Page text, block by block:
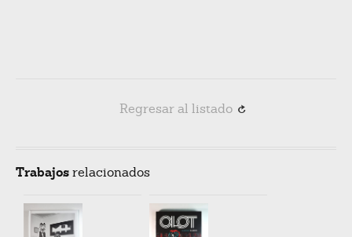
Regresar al listado R
Trabajosrelacionados